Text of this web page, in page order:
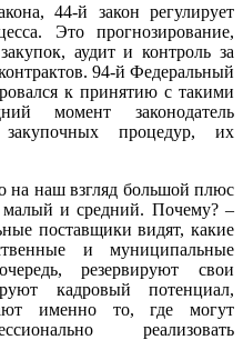
44-й закон регулирует
Это прогнозирование,
аудит и контроль за
94-й Федеральный
к принятию с такими
момент законодатель
закупочных процедур, их
на наш взгляд большой плюс
малый и средний. Почему? –
поставщики видят, какие
и муниципальные
резервируют свои
кадровый потенциал,
именно то, где могут
реализовать